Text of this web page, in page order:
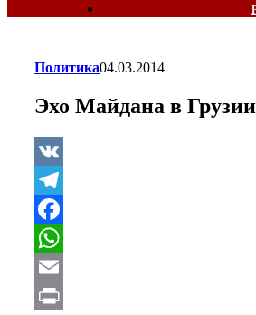
Политика04.03.2014
Эхо Майдана в Грузии
VK
Telegram
Facebook
WhatsApp
Email